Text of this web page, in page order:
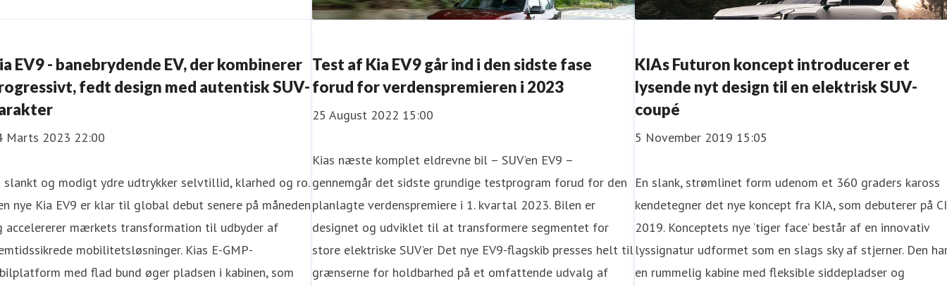
EV9 - banebrydende EV, der kombinerer
fedt design med autentisk SUV-
Marts 2023 22:00
slankt og modigt ydre udtrykker selvtillid, klarhed og ro.
nye Kia EV9 er klar til global debut senere på måneden
accelererer mærkets transformation til udbyder af
mobilitetsløsninger. Kias E-GMP-
med flad bund øger pladsen i kabinen, som
Test af Kia EV9 går ind i den sidste fase
forud for verdenspremieren i 2023
25 August 2022 15:00
Kias næste komplet eldrevne bil – SUV’en EV9 –
gennemgår det sidste grundige testprogram forud for den
planlagte verdenspremiere i 1. kvartal 2023. Bilen er
designet og udviklet til at transformere segmentet for
store elektriske SUV’er Det nye EV9-flagskib presses helt til
grænserne for holdbarhed på et omfattende udvalg af
KIAs Futuron koncept introducerer et
lysende nyt design til en elektrisk SUV-
coupé
5 November 2019 15:05
En slank, strømlinet form udenom et 360 graders kaross
kendetegner det nye koncept fra KIA, som debuterer på
2019. Konceptets nye ‘tiger face’ består af en innovativ
lyssignatur udformet som en slags sky af stjerner. Den
en rummelig kabine med fleksible siddepladser og